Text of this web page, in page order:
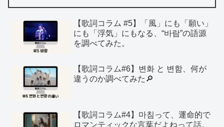
【歌詞コラム #5】「風」にも「願い」
にも「浮気」にもなる、“바람”の語源
を調べてみた。
【歌詞コラム#6】변화 と 변함、何が
違うのか調べてみた🔎
【歌詞コラム#4】마침って、運命的で
ロマンティックな言葉だよねって話。